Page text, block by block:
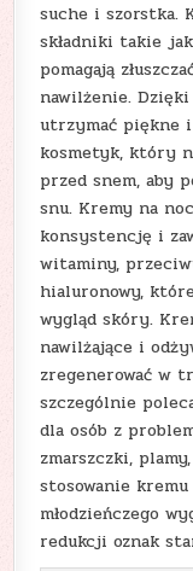
suche i szorstka.
składniki takie
pomagają
nawilżenie.
utrzymać piękne
kosmetyk, który
przed snem, aby
snu. Kremy na
konsystencję i
witaminy,
hialuronowy,
wygląd skóry.
nawilżające i
zregenerować w
szczególnie
dla osób z
zmarszczki,
stosowanie
młodzieńczego
redukcji oznak